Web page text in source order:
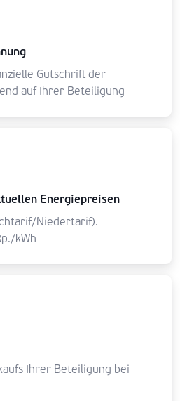
Gutschrift der
auf Ihrer Beteiligung
Energiepreisen
Niedertarif).
kWh
Ihrer Beteiligung bei